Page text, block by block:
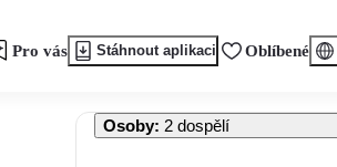
Pro vás Stáhnout aplikaci Oblíbené
Osoby: 2 dospělí